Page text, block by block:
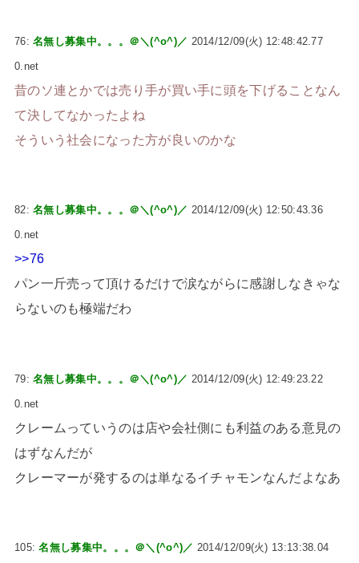
76:名無し募集中。。。＠＼(^o^)／ 2014/12/09(火) 12:48:42.77
0.net
昔のソ連とかでは売り手が買い手に頭を下げることなん
て決してなかったよね
そういう社会になった方が良いのかな
82:名無し募集中。。。＠＼(^o^)／ 2014/12/09(火) 12:50:43.36
0.net
>>76
パン一斤売って頂けるだけで涙ながらに感謝しなきゃな
らないのも極端だわ
79:名無し募集中。。。＠＼(^o^)／ 2014/12/09(火) 12:49:23.22
0.net
クレームっていうのは店や会社側にも利益のある意見の
はずなんだが
クレーマーが発するのは単なるイチャモンなんだよなあ
105:名無し募集中。。。＠＼(^o^)／ 2014/12/09(火) 13:13:38.04